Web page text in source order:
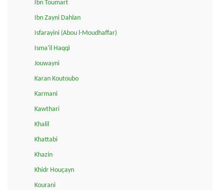
Ibn Toumart
Ibn Zayni Dahlan
Isfarayini (Abou l-Moudhaffar)
Isma'il Haqqi
Jouwayni
Karan Koutoubo
Karmani
Kawthari
Khalil
Khattabi
Khazin
Khidr Houçayn
Kourani